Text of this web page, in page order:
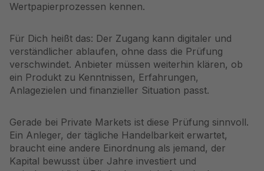
Wertpapierprozessen kennen.
Für Dich heißt das: Der Zugang kann digitaler und
verständlicher ablaufen, ohne dass die Prüfung
verschwindet. Anbieter müssen weiterhin klären, ob
ein Produkt zu Kenntnissen, Erfahrungen,
Anlagezielen und finanzieller Situation passt.
Gerade bei Private Markets ist diese Prüfung sinnvoll.
Ein Anleger, der tägliche Handelbarkeit erwartet,
braucht eine andere Einordnung als jemand, der
Kapital bewusst über Jahre investiert und